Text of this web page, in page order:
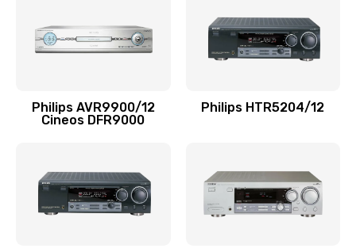
1100 руб.
Заказать
550 руб.
Ремонт экрана
1100 руб.
Philips AVR9900/12
Cineos DFR9000
Philips HTR5204/12